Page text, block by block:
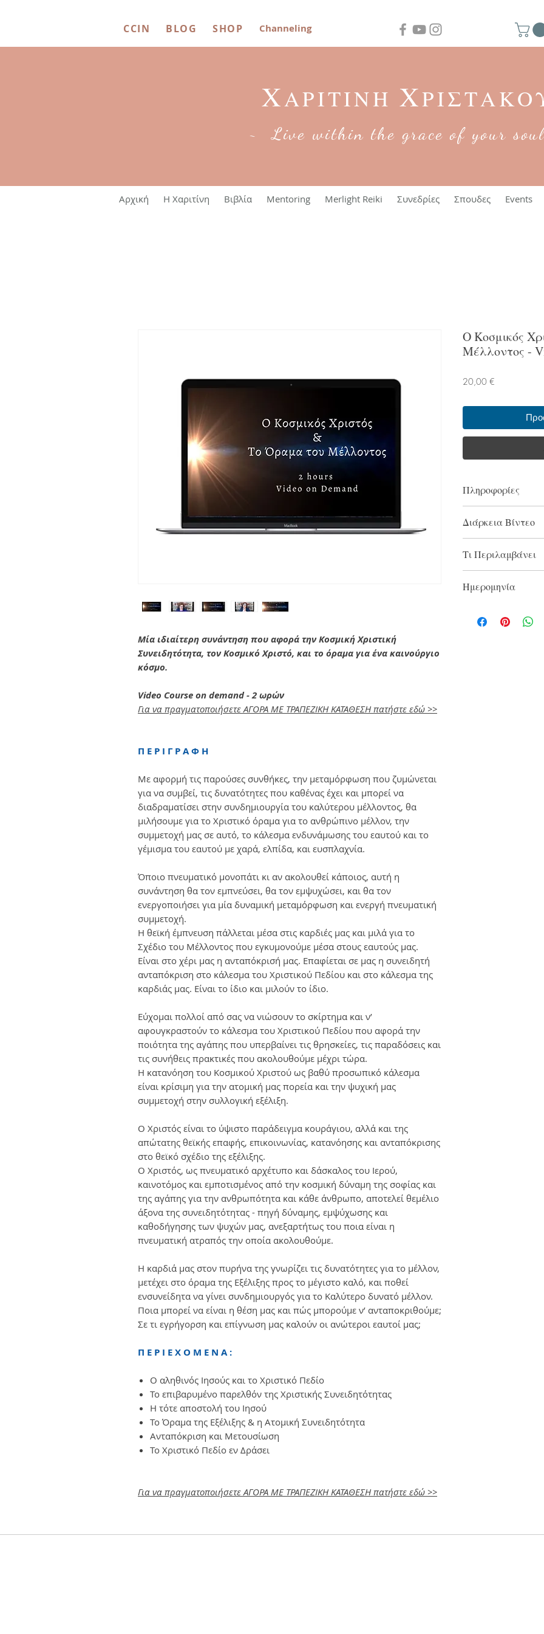
CCIN BLOG SHOP Channeling
ΧΑΡΙΤΙΝΗ Χ
~ Live within the grace of your
Αρχική Η Χαριτίνη Βιβλία Mentoring Merlight Reiki Συνεδρίες Σπουδες Events
Μία ιδιαίτερη συνάντηση που αφορά την Κοσμική Χριστική
Συνειδητότητα, τον Κοσμικό Χριστό, και το όραμα για ένα καινούργιο
κόσμο.
Video Course on demand - 2 ωρών
Για να πραγματοποιήσετε ΑΓΟΡΑ ΜΕ ΤΡΑΠΕΖΙΚΗ ΚΑΤΑΘΕΣΗ πατήστε εδώ >>
Π Ε Ρ Ι Γ Ρ Α Φ Η
Με αφορμή τις παρούσες συνθήκες, την μεταμόρφωση που ζυμώνεται
για να συμβεί, τις δυνατότητες που καθένας έχει και μπορεί να
διαδραματίσει στην συνδημιουργία του καλύτερου μέλλοντος, θα
μιλήσουμε για το Χριστικό όραμα για το ανθρώπινο μέλλον, την
συμμετοχή μας σε αυτό, το κάλεσμα ενδυνάμωσης του εαυτού και το
γέμισμα του εαυτού με χαρά, ελπίδα, και ευσπλαχνία.
Όποιο πνευματικό μονοπάτι κι αν ακολουθεί κάποιος, αυτή η
συνάντηση θα τον εμπνεύσει, θα τον εμψυχώσει, και θα τον
ενεργοποιήσει για μία δυναμική μεταμόρφωση και ενεργή πνευματική
συμμετοχή.
Η θεϊκή έμπνευση πάλλεται μέσα στις καρδιές μας και μιλά για το
Σχέδιο του Μέλλοντος που εγκυμονούμε μέσα στους εαυτούς μας.
Είναι στο χέρι μας η ανταπόκρισή μας. Επαφίεται σε μας η συνειδητή
ανταπόκριση στο κάλεσμα του Χριστικού Πεδίου και στο κάλεσμα της
καρδιάς μας. Είναι το ίδιο και μιλούν το ίδιο.
Εύχομαι πολλοί από σας να νιώσουν το σκίρτημα και ν’
αφουγκραστούν το κάλεσμα του Χριστικού Πεδίου που αφορά την
ποιότητα της αγάπης που υπερβαίνει τις θρησκείες, τις παραδόσεις και
τις συνήθεις πρακτικές που ακολουθούμε μέχρι τώρα.
Η κατανόηση του Κοσμικού Χριστού ως βαθύ προσωπικό κάλεσμα
είναι κρίσιμη για την ατομική μας πορεία και την ψυχική μας
συμμετοχή στην συλλογική εξέλιξη.
Ο Χριστός είναι το ύψιστο παράδειγμα κουράγιου, αλλά και της
απώτατης θεϊκής επαφής, επικοινωνίας, κατανόησης και ανταπόκρισης
στο θεϊκό σχέδιο της εξέλιξης.
Ο Χριστός, ως πνευματικό αρχέτυπο και δάσκαλος του Ιερού,
καινοτόμος και εμποτισμένος από την κοσμική δύναμη της σοφίας και
της αγάπης για την ανθρωπότητα και κάθε άνθρωπο, αποτελεί θεμέλιο
άξονα της συνειδητότητας - πηγή δύναμης, εμψύχωσης και
καθοδήγησης των ψυχών μας, ανεξαρτήτως του ποια είναι η
πνευματική ατραπός την οποία ακολουθούμε.
Η καρδιά μας στον πυρήνα της γνωρίζει τις δυνατότητες για το μέλλον,
μετέχει στο όραμα της Εξέλιξης προς το μέγιστο καλό, και ποθεί
ενσυνείδητα να γίνει συνδημιουργός για το Καλύτερο δυνατό μέλλον.
Ποια μπορεί να είναι η θέση μας και πώς μπορούμε ν’ ανταποκριθούμε;
Σε τι εγρήγορση και επίγνωση μας καλούν οι ανώτεροι εαυτοί μας;
Π Ε Ρ Ι Ε Χ Ο Μ Ε Ν Α :
Ο αληθινός Ιησούς και το Χριστικό Πεδίο
Το επιβαρυμένο παρελθόν της Χριστικής Συνειδητότητας
Η τότε αποστολή του Ιησού
Το Όραμα της Εξέλιξης & η Ατομική Συνειδητότητα
Ανταπόκριση και Μετουσίωση
Το Χριστικό Πεδίο εν Δράσει
Για να πραγματοποιήσετε ΑΓΟΡΑ ΜΕ ΤΡΑΠΕΖΙΚΗ ΚΑΤΑΘΕΣΗ πατήστε εδώ >>
Ο Κοσμικός
Μέλλοντος -
20,00 €
Πληροφορίες
σεμινάριο
που
Κατόπιν της
για να
Διάρκεια Βίντεο
Τι Περιλαμβάνει
Διάρκειας 2 ωρών
Ημερομηνία